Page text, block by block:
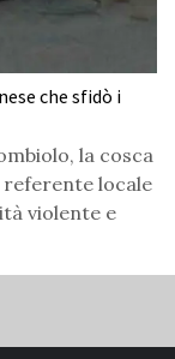
che sfidò i
la cosca
referente locale
violente e